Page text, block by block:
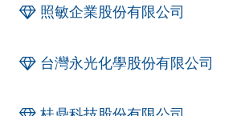
照敏企業股份有限公司
台灣永光化學股份有限公司